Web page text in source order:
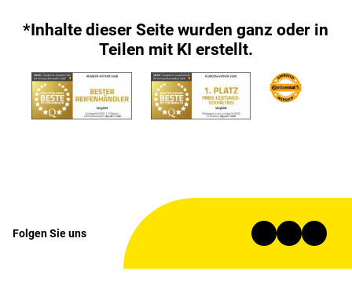
*Inhalte dieser Seite wurden ganz oder in
Teilen mit KI erstellt.
Folgen Sie uns